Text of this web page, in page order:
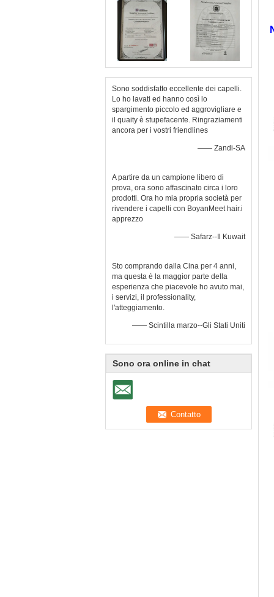
Sono soddisfatto eccellente dei capelli.
Lo ho lavati ed hanno così lo
spargimento piccolo ed aggrovigliare e
il quaity è stupefacente. Ringraziamenti
ancora per i vostri friendlines
—— Zandi-SA
A partire da un campione libero di
prova, ora sono affascinato circa i loro
prodotti. Ora ho mia propria società per
rivendere i capelli con BoyanMeet hair.i
apprezzo
—— Safarz--Il Kuwait
Sto comprando dalla Cina per 4 anni,
ma questa è la maggior parte della
esperienza che piacevole ho avuto mai,
i servizi, il professionality,
l'atteggiamento.
—— Scintilla marzo--Gli Stati Uniti
Sono ora online in chat